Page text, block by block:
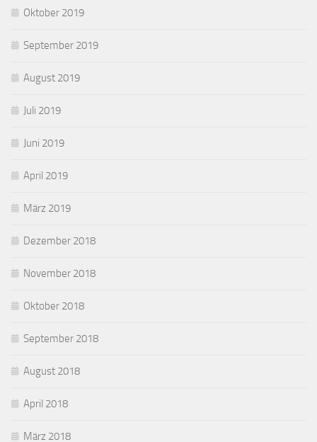
Oktober 2019
September 2019
August 2019
Juli 2019
Juni 2019
April 2019
März 2019
Dezember 2018
November 2018
Oktober 2018
September 2018
August 2018
April 2018
März 2018